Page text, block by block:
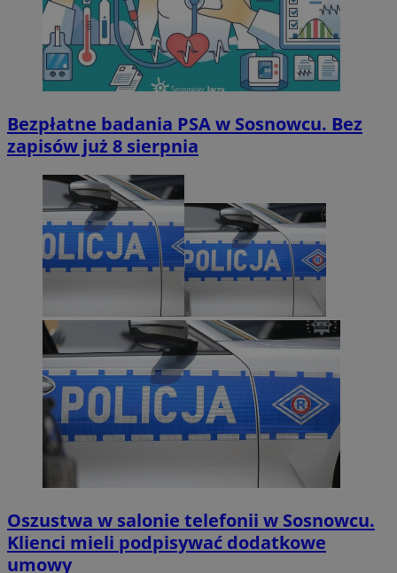
Bezpłatne badania PSA w Sosnowcu. Bez
zapisów już 8 sierpnia
Oszustwa w salonie telefonii w Sosnowcu.
Klienci mieli podpisywać dodatkowe
umowy